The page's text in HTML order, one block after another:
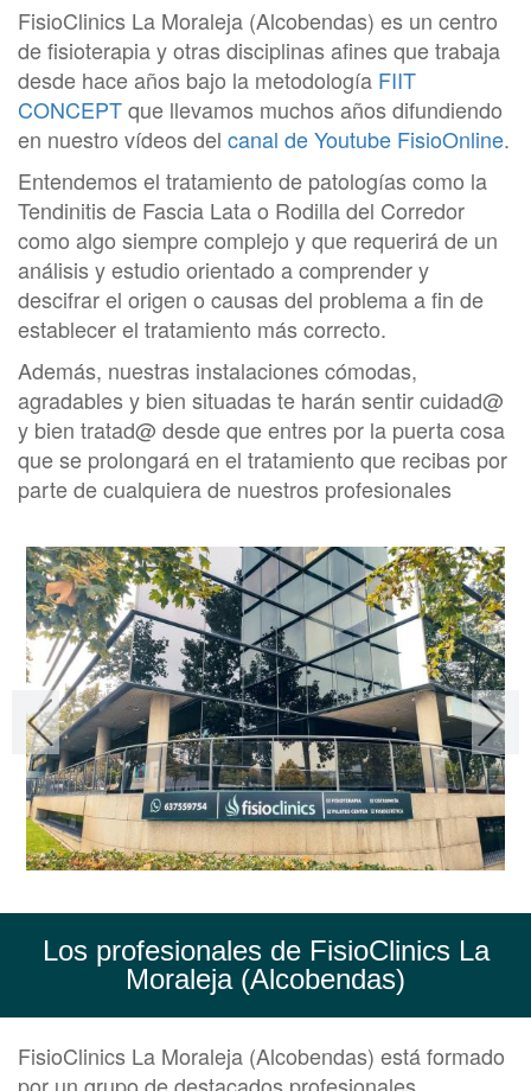
FisioClinics La Moraleja (Alcobendas) es un centro
de fisioterapia y otras disciplinas afines que trabaja
desde hace años bajo la metodología FIIT
CONCEPTque llevamos muchos años difundiendo
en nuestro vídeos del canal de Youtube FisioOnline.
Entendemos el tratamiento de patologías como la
Tendinitis de Fascia Lata o Rodilla del Corredor
como algo siempre complejo y que requerirá de un
análisis y estudio orientado a comprender y
descifrar el origen o causas del problema a fin de
establecer el tratamiento más correcto.
Además, nuestras instalaciones cómodas,
agradables y bien situadas te harán sentir cuidad@
y bien tratad@ desde que entres por la puerta cosa
que se prolongará en el tratamiento que recibas por
parte de cualquiera de nuestros profesionales
Los profesionales de FisioClinics La
Moraleja (Alcobendas)
FisioClinics La Moraleja (Alcobendas) está formado